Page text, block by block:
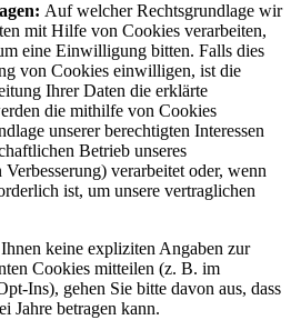
Auf welcher Rechtsgrundlage wir
mit Hilfe von Cookies verarbeiten,
eine Einwilligung bitten. Falls dies
von Cookies einwilligen, ist die
Ihrer Daten die erklärte
die mithilfe von Cookies
unserer berechtigten Interessen
Betrieb unseres
verarbeitet oder, wenn
ist, um unsere vertraglichen
keine expliziten Angaben zur
Cookies mitteilen (z. B. im
Ins), gehen Sie bitte davon aus, dass
Jahre betragen kann.